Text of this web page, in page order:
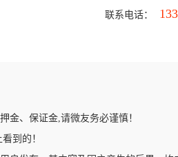
联系电话：
金、保证金,请微友务必谨慎！
看到的！